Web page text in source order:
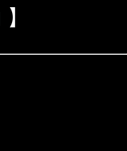
】